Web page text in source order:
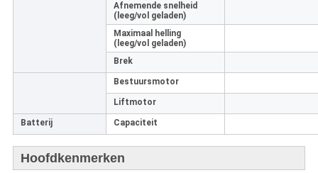
Afnemende snelheid
(leeg/vol geladen)
Maximaal helling
(leeg/vol geladen)
Brek
Bestuursmotor
Liftmotor
Batterij Capaciteit
Hoofdkenmerken